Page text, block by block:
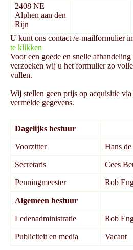
2408 NE
Alphen aan den
Rijn
U kunt ons contact /e-mailformulier
te klikken
Voor een goede en snelle
verzoeken wij u het formulier zo
vullen.
Wij stellen geen prijs op acquisitie
vermelde gegevens.
Dagelijks bestuur
Voorzitter Hans
Secretaris Cees
Penningmeester Rob
Algemeen bestuur
Ledenadministratie Rob
Publiciteit en media Vacant